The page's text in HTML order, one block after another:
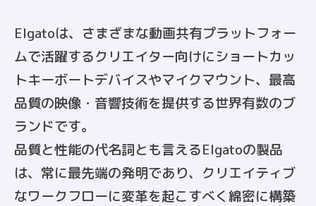
Elgatoは、さまざまな動画共有プラットフォー
ムで活躍するクリエイター向けにショートカッ
トキーボートデバイスやマイクマウント、最高
品質の映像・音響技術を提供する世界有数のブ
ランドです。
品質と性能の代名詞とも言えるElgatoの製品
は、常に最先端の発明であり、クリエイティブ
なワークフローに変革を起こすべく綿密に構築